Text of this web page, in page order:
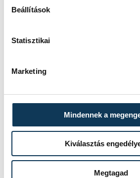
Beállítások
Statisztikai
Marketing
Mindennek a
Kiválasztás
Megtagad
A Tisza-frakció
parlament jövő kedden
Valami óriási
Rendhagyó esemény
reggel. Magyar idő
Hold felszínébe
egyik Falcon–9
fokozata. A becsapódást
szabad szemmel nem
szakemberek azonban